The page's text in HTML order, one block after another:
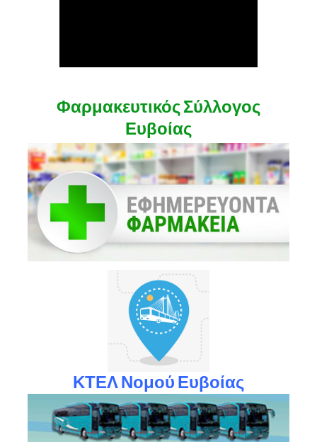
Φαρμακευτικός Σύλλογος
Ευβοίας
ΚΤΕΛ Νομού Ευβοίας